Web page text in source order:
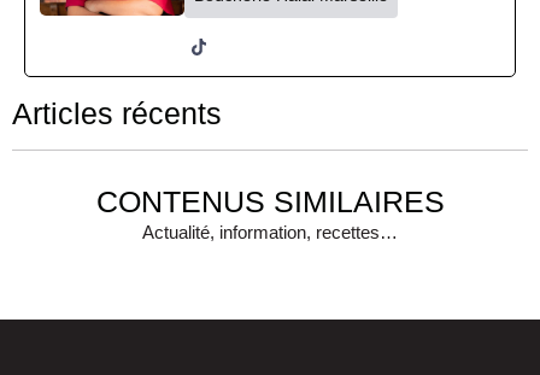
Articles récents
CONTENUS SIMILAIRES
Actualité, information, recettes…